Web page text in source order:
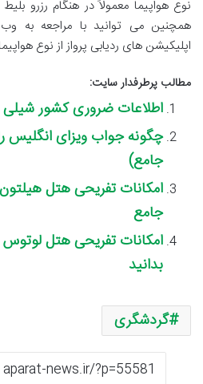
نوع هواپیما معمولاً در هنگام رزرو
همچنین می توانید با مراجعه به وب
اپلیکیشن های ردیابی پرواز از نوع
مطالب پرطرفدار سایت:
اطلاعات ضروری کشور شیلی
چگونه جواب ویزای انگلیس
جامع)
امکانات تفریحی هتل
جامع
امکانات تفریحی هتل لوتوس
بدانید
گردشگری